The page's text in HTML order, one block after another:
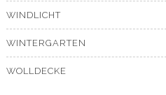
WINDLICHT
WINTERGARTEN
WOLLDECKE